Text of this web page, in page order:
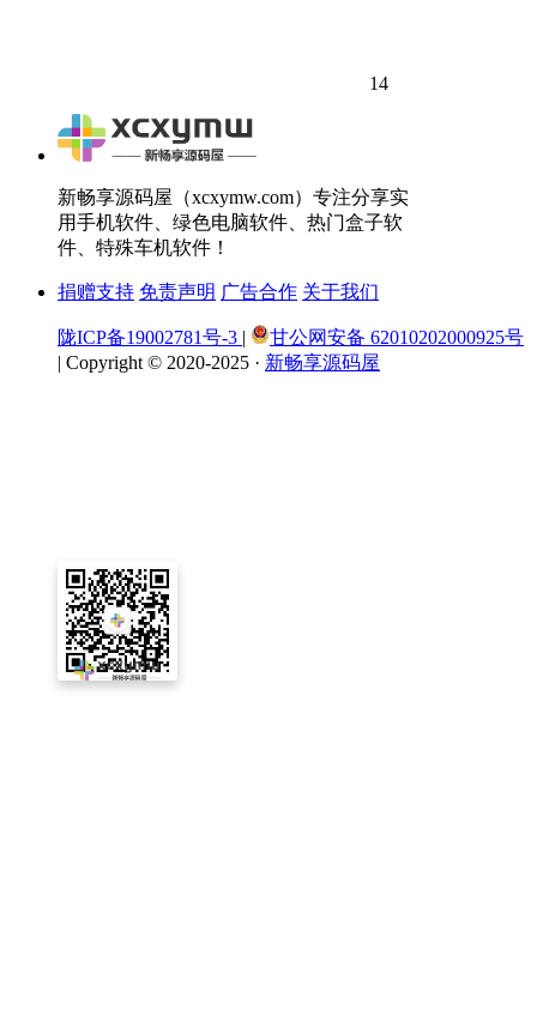
14
新畅享源码屋（xcxymw.com）专注分享实
用手机软件、绿色电脑软件、热门盒子软
件、特殊车机软件！
捐赠支持 免责声明 广告合作 关于我们
陇ICP备19002781号-3 |
甘公网安备 62010202000925号
| Copyright © 2020-2025 · 新畅享源码屋